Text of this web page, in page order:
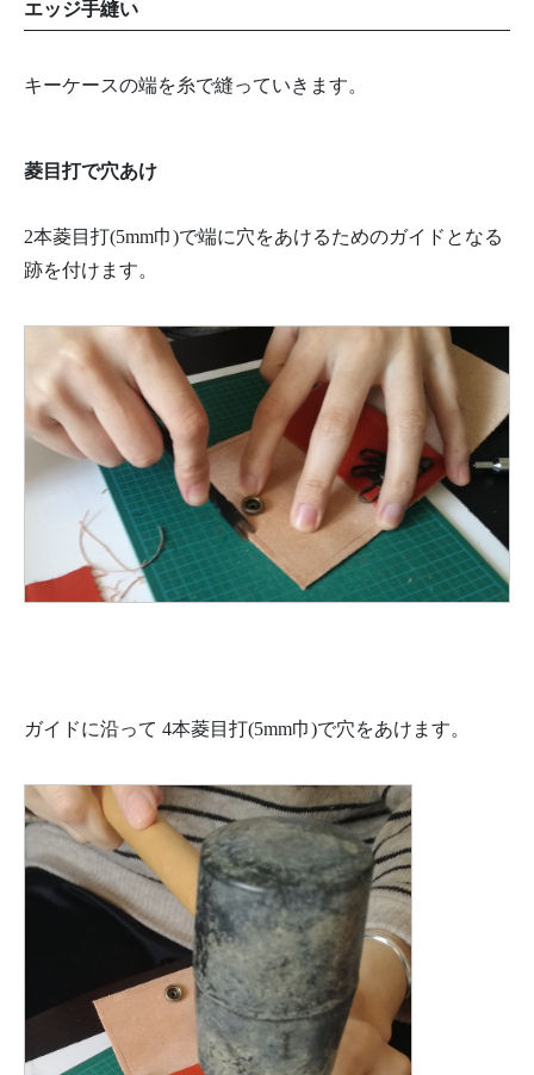
エッジ手縫い
キーケースの端を糸で縫っていきます。
菱目打で穴あけ
2本菱目打(5mm巾)で端に穴をあけるためのガイドとなる
跡を付けます。
ガイドに沿って 4本菱目打(5mm巾)で穴をあけます。